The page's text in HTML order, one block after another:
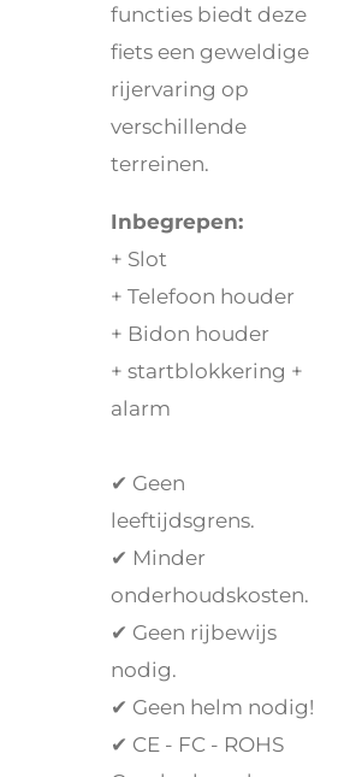
functies biedt deze
fiets een geweldige
rijervaring op
verschillende
terreinen.
Inbegrepen:
+ Slot
+ Telefoon houder
+ Bidon houder
+ startblokkering +
alarm
✔ Geen
leeftijdsgrens.
✔ Minder
onderhoudskosten.
✔ Geen rijbewijs
nodig.
✔ Geen helm nodig!
✔ CE - FC - ROHS